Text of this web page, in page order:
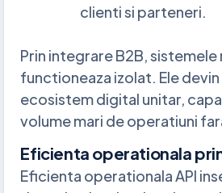
clienti si parteneri.
Prin integrare B2B, sistemele
functioneaza izolat. Ele devin
ecosistem digital unitar,
volume mari de operatiuni
Eficienta operationala
Eficienta operationala API